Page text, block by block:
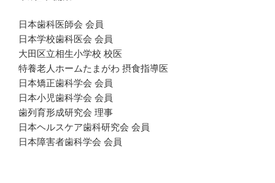
日本歯科医師会 会員
日本学校歯科医会 会員
大田区立相生小学校 校医
特養老人ホームたまがわ 摂食指導医
日本矯正歯科学会 会員
日本小児歯科学会 会員
歯列育形成研究会 理事
日本ヘルスケア歯科研究会 会員
日本障害者歯科学会 会員